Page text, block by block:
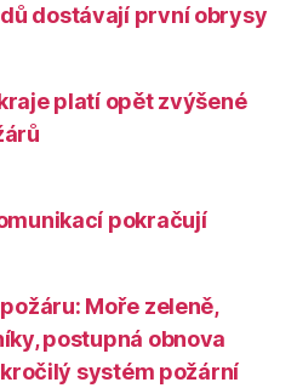
dostávají první obrysy
platí opět zvýšené
pokračují
Moře zeleně,
postupná obnova
systém požární